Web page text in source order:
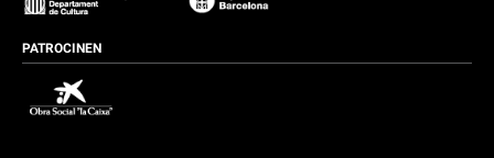
PATROCINEN